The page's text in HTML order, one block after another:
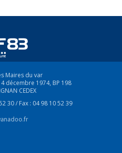
Maires du var
décembre 1974, BP 198
CEDEX
30 / Fax : 04 98 10 52 39